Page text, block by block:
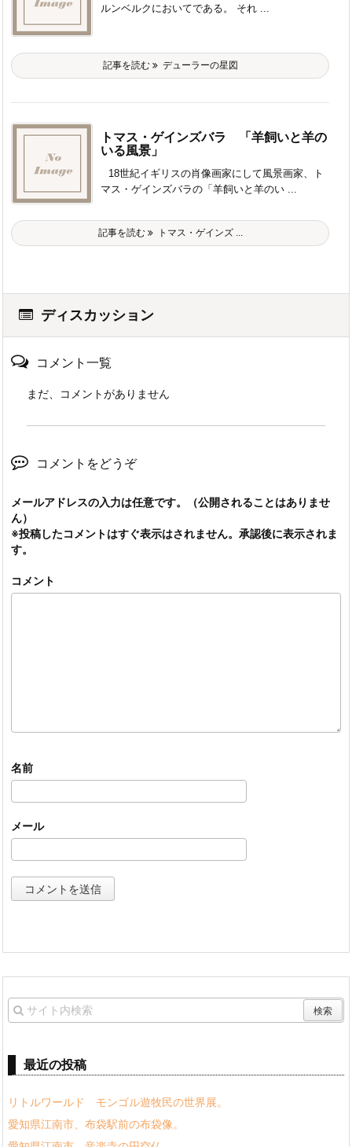
ルンベルクにおいてである。 それ ...
記事を読む デューラーの星図
トマス・ゲインズバラ 「羊飼いと羊の
いる風景」
18世紀イギリスの肖像画家にして風景画家、ト
マス・ゲインズバラの「羊飼いと羊のい ...
記事を読む トマス・ゲインズ ...
ディスカッション
コメント一覧
まだ、コメントがありません
コメントをどうぞ
メールアドレスの入力は任意です。（公開されることはありませ
ん）
※投稿したコメントはすぐ表示はされません。承認後に表示されま
す。
コメント
名前
メール
最近の投稿
リトルワールド モンゴル遊牧民の世界展。
愛知県江南市、布袋駅前の布袋像。